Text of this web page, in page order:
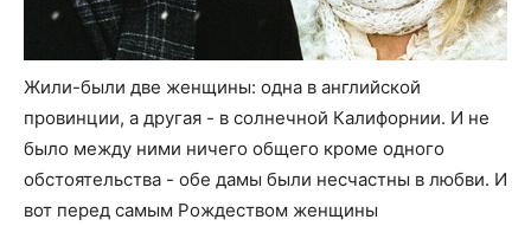
Жили-были две женщины: одна в английской
провинции, а другая - в солнечной Калифорнии. И не
было между ними ничего общего кроме одного
обстоятельства - обе дамы были несчастны в любви. И
вот перед самым Рождеством женщины